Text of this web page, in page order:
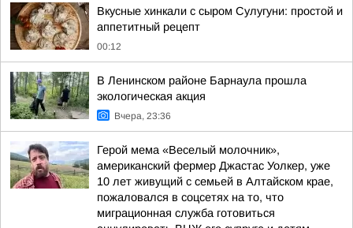
Вкусные хинкали с сыром Сулугуни: простой и
аппетитный рецепт
00:12
В Ленинском районе Барнаула прошла
экологическая акция
Вчера, 23:36
Герой мема «Веселый молочник»,
американский фермер Джастас Уолкер, уже
10 лет живущий с семьей в Алтайском крае,
пожаловался в соцсетях на то, что
миграционная служба готовиться